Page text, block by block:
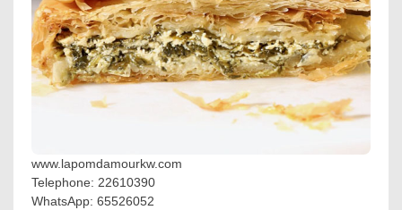
www.lapomdamourkw.com
Telephone: 22610390
WhatsApp: 65526052